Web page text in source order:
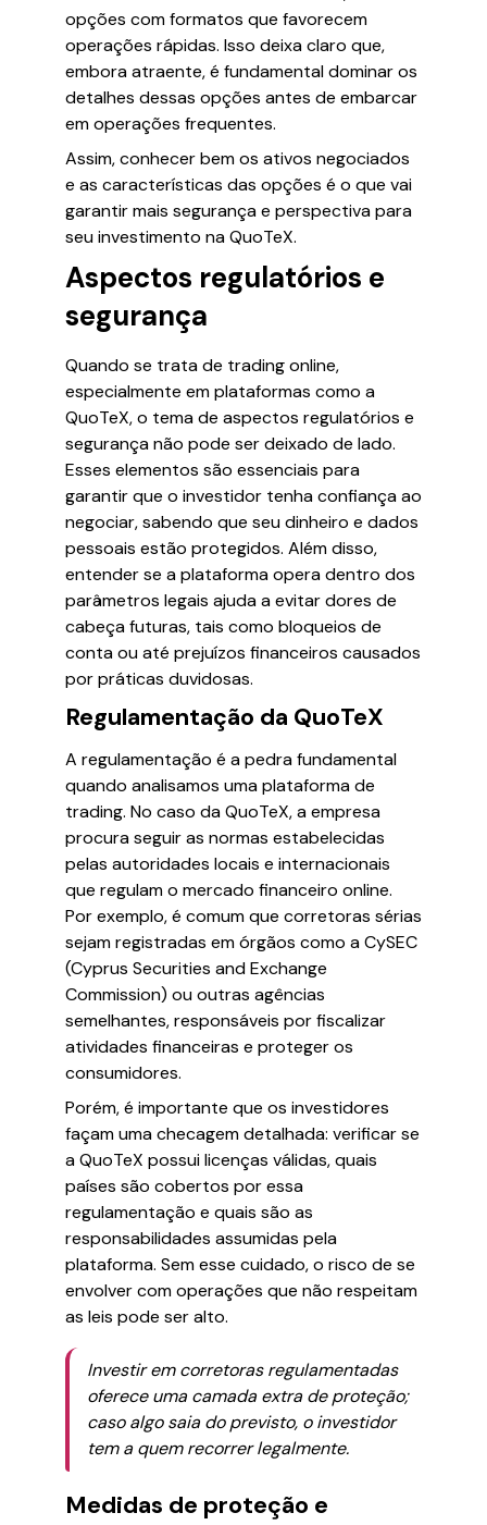
opções com formatos que favorecem
operações rápidas. Isso deixa claro que,
embora atraente, é fundamental dominar os
detalhes dessas opções antes de embarcar
em operações frequentes.
Assim, conhecer bem os ativos negociados
e as características das opções é o que vai
garantir mais segurança e perspectiva para
seu investimento na QuoTeX.
Aspectos regulatórios e
segurança
Quando se trata de trading online,
especialmente em plataformas como a
QuoTeX, o tema de aspectos regulatórios e
segurança não pode ser deixado de lado.
Esses elementos são essenciais para
garantir que o investidor tenha confiança ao
negociar, sabendo que seu dinheiro e dados
pessoais estão protegidos. Além disso,
entender se a plataforma opera dentro dos
parâmetros legais ajuda a evitar dores de
cabeça futuras, tais como bloqueios de
conta ou até prejuízos financeiros causados
por práticas duvidosas.
Regulamentação da QuoTeX
A regulamentação é a pedra fundamental
quando analisamos uma plataforma de
trading. No caso da QuoTeX, a empresa
procura seguir as normas estabelecidas
pelas autoridades locais e internacionais
que regulam o mercado financeiro online.
Por exemplo, é comum que corretoras sérias
sejam registradas em órgãos como a CySEC
(Cyprus Securities and Exchange
Commission) ou outras agências
semelhantes, responsáveis por fiscalizar
atividades financeiras e proteger os
consumidores.
Porém, é importante que os investidores
façam uma checagem detalhada: verificar se
a QuoTeX possui licenças válidas, quais
países são cobertos por essa
regulamentação e quais são as
responsabilidades assumidas pela
plataforma. Sem esse cuidado, o risco de se
envolver com operações que não respeitam
as leis pode ser alto.
Investir em corretoras regulamentadas
oferece uma camada extra de proteção;
caso algo saia do previsto, o investidor
tem a quem recorrer legalmente.
Medidas de proteção e